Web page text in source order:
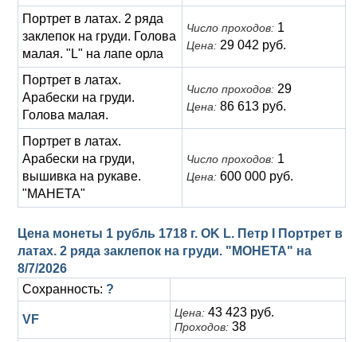
Портрет в латах. 2 ряда
заклепок на груди. Голова
малая. "L" на лапе орла
Число проходов: 1
Цена: 29 042 руб.
Портрет в латах.
Арабески на груди.
Голова малая.
Число проходов: 29
Цена: 86 613 руб.
Портрет в латах.
Арабески на груди,
вышивка на рукаве.
"МАНЕТА"
Число проходов: 1
Цена: 600 000 руб.
Цена монеты 1 рубль 1718 г. OK L. Петр I Портрет в
латах. 2 ряда заклепок на груди. "МОНЕТА" на
8/7/2026
Сохранность: ?
VF Цена: 43 423 руб.
Проходов: 38